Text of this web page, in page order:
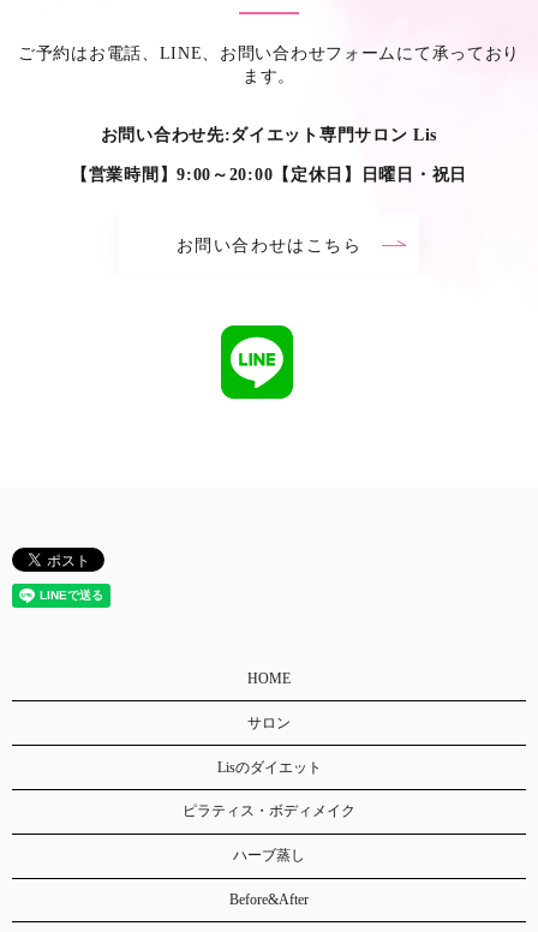
ご予約はお電話、LINE、お問い合わせフォームにて承っており
ます。
お問い合わせ先:ダイエット専門サロン Lis
【営業時間】9:00～20:00【定休日】日曜日・祝日
お問い合わせはこちら
HOME
サロン
Lisのダイエット
ピラティス・ボディメイク
ハーブ蒸し
Before&After